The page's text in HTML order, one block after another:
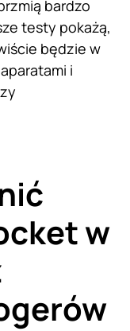
bardzo
testy pokażą,
będzie w
i
w